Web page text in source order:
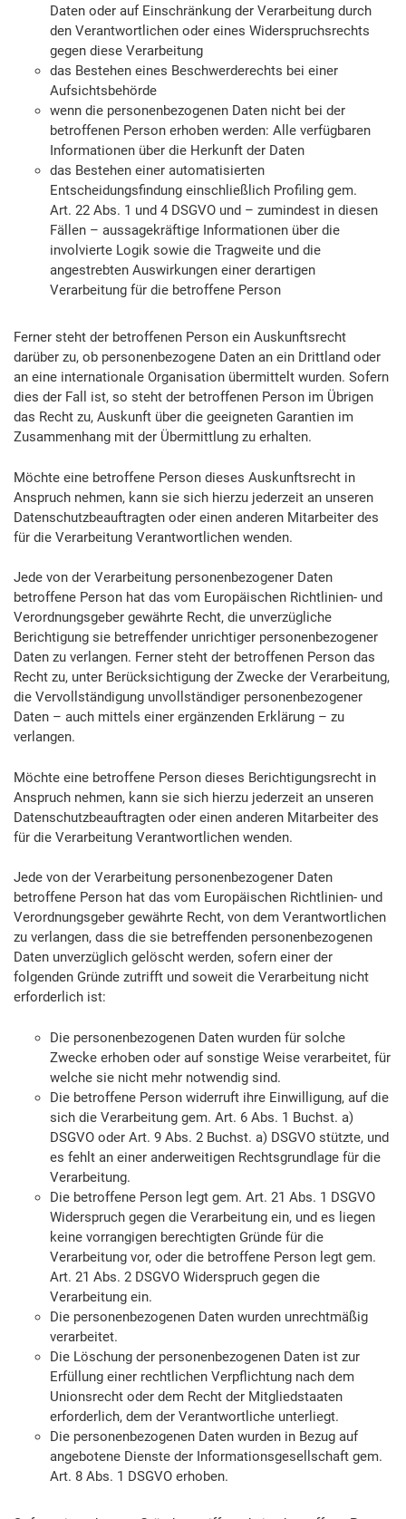
Daten oder auf Einschränkung der Verarbeitung durch
den Verantwortlichen oder eines Widerspruchsrechts
gegen diese Verarbeitung
das Bestehen eines Beschwerderechts bei einer
Aufsichtsbehörde
wenn die personenbezogenen Daten nicht bei der
betroffenen Person erhoben werden: Alle verfügbaren
Informationen über die Herkunft der Daten
das Bestehen einer automatisierten
Entscheidungsfindung einschließlich Profiling gem.
Art. 22 Abs. 1 und 4 DSGVO und – zumindest in diesen
Fällen – aussagekräftige Informationen über die
involvierte Logik sowie die Tragweite und die
angestrebten Auswirkungen einer derartigen
Verarbeitung für die betroffene Person
Ferner steht der betroffenen Person ein Auskunftsrecht
darüber zu, ob personenbezogene Daten an ein Drittland oder
an eine internationale Organisation übermittelt wurden. Sofern
dies der Fall ist, so steht der betroffenen Person im Übrigen
das Recht zu, Auskunft über die geeigneten Garantien im
Zusammenhang mit der Übermittlung zu erhalten.
Möchte eine betroffene Person dieses Auskunftsrecht in
Anspruch nehmen, kann sie sich hierzu jederzeit an unseren
Datenschutzbeauftragten oder einen anderen Mitarbeiter des
für die Verarbeitung Verantwortlichen wenden.
Jede von der Verarbeitung personenbezogener Daten
betroffene Person hat das vom Europäischen Richtlinien- und
Verordnungsgeber gewährte Recht, die unverzügliche
Berichtigung sie betreffender unrichtiger personenbezogener
Daten zu verlangen. Ferner steht der betroffenen Person das
Recht zu, unter Berücksichtigung der Zwecke der Verarbeitung,
die Vervollständigung unvollständiger personenbezogener
Daten – auch mittels einer ergänzenden Erklärung – zu
verlangen.
Möchte eine betroffene Person dieses Berichtigungsrecht in
Anspruch nehmen, kann sie sich hierzu jederzeit an unseren
Datenschutzbeauftragten oder einen anderen Mitarbeiter des
für die Verarbeitung Verantwortlichen wenden.
Jede von der Verarbeitung personenbezogener Daten
betroffene Person hat das vom Europäischen Richtlinien- und
Verordnungsgeber gewährte Recht, von dem Verantwortlichen
zu verlangen, dass die sie betreffenden personenbezogenen
Daten unverzüglich gelöscht werden, sofern einer der
folgenden Gründe zutrifft und soweit die Verarbeitung nicht
erforderlich ist:
Die personenbezogenen Daten wurden für solche
Zwecke erhoben oder auf sonstige Weise verarbeitet, für
welche sie nicht mehr notwendig sind.
Die betroffene Person widerruft ihre Einwilligung, auf die
sich die Verarbeitung gem. Art. 6 Abs. 1 Buchst. a)
DSGVO oder Art. 9 Abs. 2 Buchst. a) DSGVO stützte, und
es fehlt an einer anderweitigen Rechtsgrundlage für die
Verarbeitung.
Die betroffene Person legt gem. Art. 21 Abs. 1 DSGVO
Widerspruch gegen die Verarbeitung ein, und es liegen
keine vorrangigen berechtigten Gründe für die
Verarbeitung vor, oder die betroffene Person legt gem.
Art. 21 Abs. 2 DSGVO Widerspruch gegen die
Verarbeitung ein.
Die personenbezogenen Daten wurden unrechtmäßig
verarbeitet.
Die Löschung der personenbezogenen Daten ist zur
Erfüllung einer rechtlichen Verpflichtung nach dem
Unionsrecht oder dem Recht der Mitgliedstaaten
erforderlich, dem der Verantwortliche unterliegt.
Die personenbezogenen Daten wurden in Bezug auf
angebotene Dienste der Informationsgesellschaft gem.
Art. 8 Abs. 1 DSGVO erhoben.